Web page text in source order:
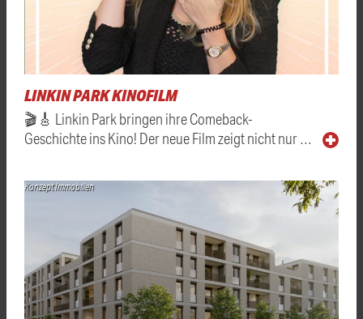
LINKIN PARK KINOFILM
🎬🎸 Linkin Park bringen ihre Comeback-
Geschichte ins Kino! Der neue Film zeigt nicht nur …
Konzept Immobilien